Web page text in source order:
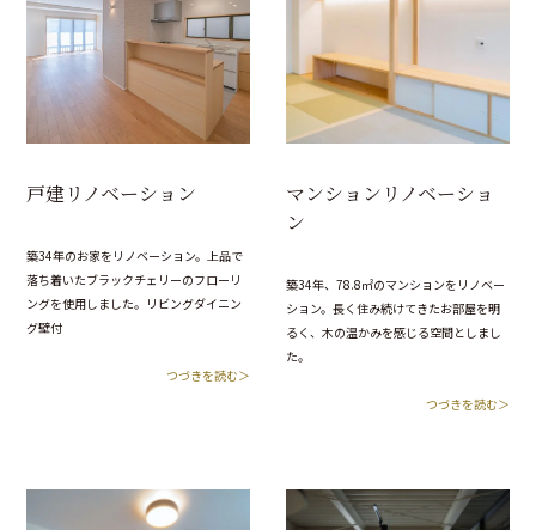
戸建リノベーション
築34年のお家をリノベーション。上品で
落ち着いたブラックチェリーのフローリ
ングを使用しました。リビングダイニン
グ壁付
つづきを読む＞
マンションリノベーショ
ン
築34年、78.8㎡のマンションをリノベー
ション。長く住み続けてきたお部屋を明
るく、木の温かみを感じる空間としまし
た。
つづきを読む＞